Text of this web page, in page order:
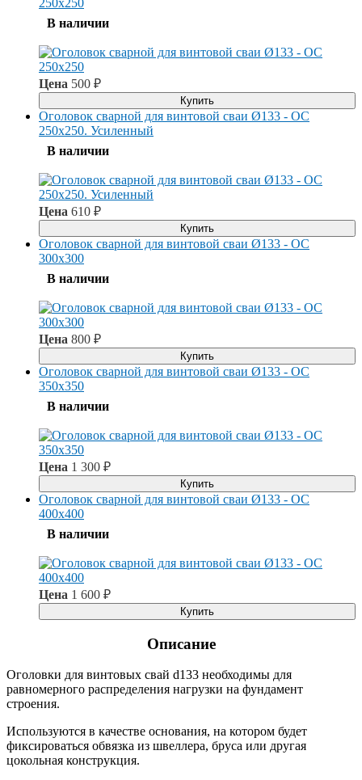
В наличии
Цена 500 ₽
Купить
Оголовок сварной для винтовой сваи Ø133 - ОС
250x250. Усиленный
В наличии
Цена 610 ₽
Купить
Оголовок сварной для винтовой сваи Ø133 - ОС
300x300
В наличии
Цена 800 ₽
Купить
Оголовок сварной для винтовой сваи Ø133 - ОС
350x350
В наличии
Цена 1 300 ₽
Купить
Оголовок сварной для винтовой сваи Ø133 - ОС
400x400
В наличии
Цена 1 600 ₽
Купить
Описание
Оголовки для винтовых свай d133 необходимы для
равномерного распределения нагрузки на фундамент
строения.
Используются в качестве основания, на котором будет
фиксироваться обвязка из швеллера, бруса или другая
цокольная конструкция.